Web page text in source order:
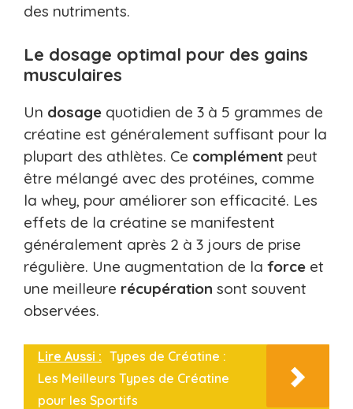
des nutriments.
Le dosage optimal pour des gains
musculaires
Un dosage quotidien de 3 à 5 grammes de
créatine est généralement suffisant pour la
plupart des athlètes. Ce complément peut
être mélangé avec des protéines, comme
la whey, pour améliorer son efficacité. Les
effets de la créatine se manifestent
généralement après 2 à 3 jours de prise
régulière. Une augmentation de la force et
une meilleure récupération sont souvent
observées.
Lire Aussi : Types de Créatine :
Les Meilleurs Types de Créatine
pour les Sportifs